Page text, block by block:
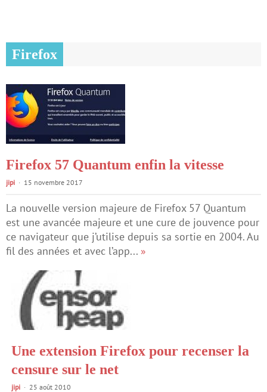
Firefox
Firefox 57 Quantum enfin la vitesse
jipi 15 novembre 2017
La nouvelle version majeure de Firefox 57 Quantum
est une avancée majeure et une cure de jouvence pour
ce navigateur que j’utilise depuis sa sortie en 2004. Au
fil des années et avec l’app... »
Une extension Firefox pour recenser la
censure sur le net
jipi 25 août 2010